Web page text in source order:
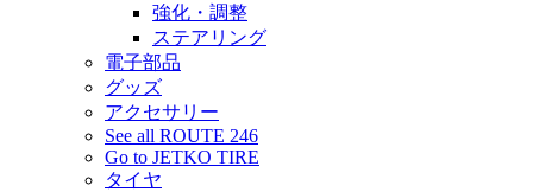
強化・調整
ステアリング
電子部品
グッズ
アクセサリー
See all ROUTE 246
Go to JETKO TIRE
タイヤ